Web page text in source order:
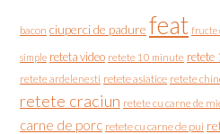
bacon ciuperci de padure feat fructe
simple reteta video retete 10 minute retete
retete ardelenesti retete asiatice retete
retete craciun retete cu carne de
carne de porc retete cu carne de pui